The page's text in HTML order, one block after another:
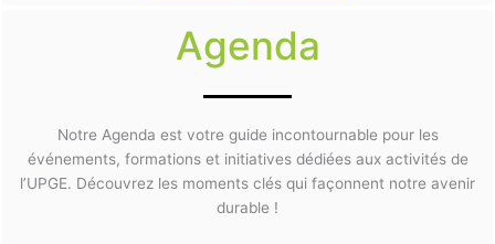
Agenda
Notre Agenda est votre guide incontournable pour les
événements, formations et initiatives dédiées aux activités de
l’UPGE. Découvrez les moments clés qui façonnent notre avenir
durable !